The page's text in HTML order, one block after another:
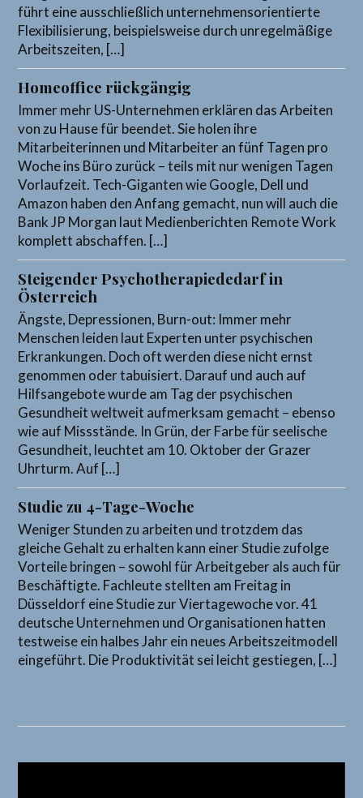
führt eine ausschließlich unternehmensorientierte
Flexibilisierung, beispielsweise durch unregelmäßige
Arbeitszeiten, […]
Homeoffice rückgängig
Immer mehr US-Unternehmen erklären das Arbeiten
von zu Hause für beendet. Sie holen ihre
Mitarbeiterinnen und Mitarbeiter an fünf Tagen pro
Woche ins Büro zurück – teils mit nur wenigen Tagen
Vorlaufzeit. Tech-Giganten wie Google, Dell und
Amazon haben den Anfang gemacht, nun will auch die
Bank JP Morgan laut Medienberichten Remote Work
komplett abschaffen. […]
Steigender Psychotherapiededarf in
Österreich
Ängste, Depressionen, Burn-out: Immer mehr
Menschen leiden laut Experten unter psychischen
Erkrankungen. Doch oft werden diese nicht ernst
genommen oder tabuisiert. Darauf und auch auf
Hilfsangebote wurde am Tag der psychischen
Gesundheit weltweit aufmerksam gemacht – ebenso
wie auf Missstände. In Grün, der Farbe für seelische
Gesundheit, leuchtet am 10. Oktober der Grazer
Uhrturm. Auf […]
Studie zu 4-Tage-Woche
Weniger Stunden zu arbeiten und trotzdem das
gleiche Gehalt zu erhalten kann einer Studie zufolge
Vorteile bringen – sowohl für Arbeitgeber als auch für
Beschäftigte. Fachleute stellten am Freitag in
Düsseldorf eine Studie zur Viertagewoche vor. 41
deutsche Unternehmen und Organisationen hatten
testweise ein halbes Jahr ein neues Arbeitszeitmodell
eingeführt. Die Produktivität sei leicht gestiegen, […]